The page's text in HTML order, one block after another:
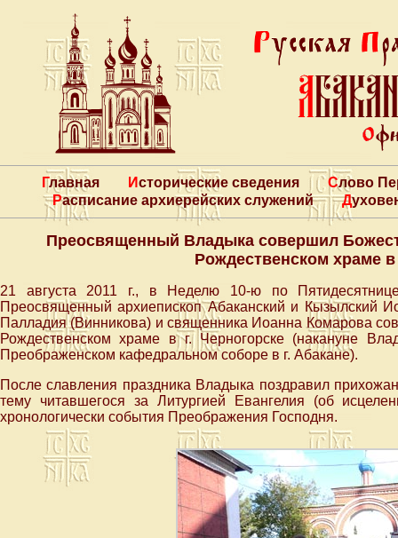
Главная Исторические сведения
Слово
Расписание архиерейских служений
Преосвященный Владыка совершил
Рождественском храме в
21 августа 2011 г., в Неделю 10-ю по
Преосвященный архиепископ Абаканский и Кызылский
Палладия (Винникова) и священника Иоанна Комарова
Рождественском храме в г. Черногорске (накануне
Преображенском кафедральном соборе в г. Абакане).
После славления праздника Владыка поздравил
тему читавшегося за Литургией Евангелия (об
хронологически события Преображения Господня.